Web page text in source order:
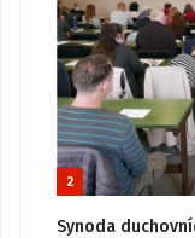
2
Synoda